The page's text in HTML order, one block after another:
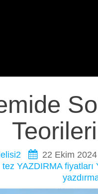
22 Ekim 2024
YAZDIRMA fiyatları